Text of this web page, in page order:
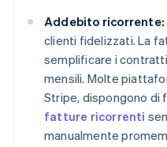
Addebito ricorrente:
clienti fidelizzati. La
semplificare i
mensili. Molte
Stripe, dispongono di
fatture ricorrenti
manualmente